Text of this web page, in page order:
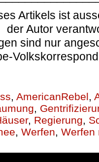
Artikels ist
der Autor
sind nur
, AmericanRebel,
,
, Regierung,
, Werfen, Werfen